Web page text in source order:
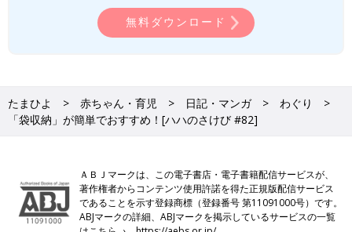
無料ダウンロード
たまひよ 赤ちゃん・育児 日記・マンガ
わぐり
「袋収納」が簡単でおすすめ！[ハハのさけび #82]
ＡＢＪマークは、この電子書店・電子書籍配信サービスが、
著作権者からコンテンツ使用許諾を得た正規版配信サービス
であることを示す登録商標（登録番号 第11091000号）です。
ABJマークの詳細、ABJマークを掲示しているサービスの一覧